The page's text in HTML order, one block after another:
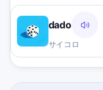
dado
サイコロ